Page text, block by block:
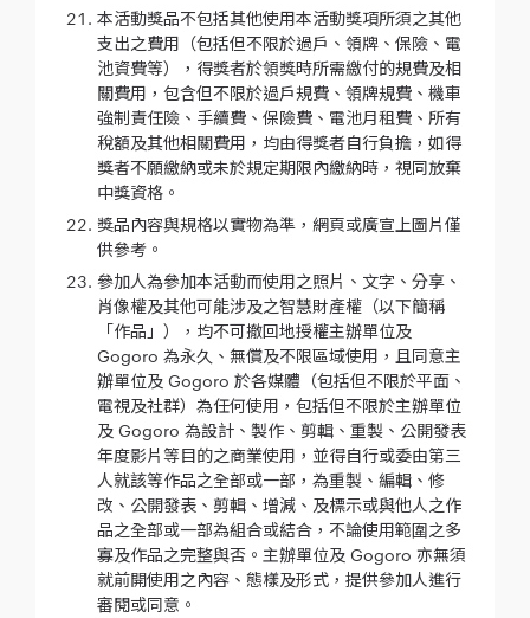
本活動獎品不包括其他使用本活動獎項所須之其他
支出之費用（包括但不限於過戶、領牌、保險、電
池資費等），得獎者於領獎時所需繳付的規費及相
關費用，包含但不限於過戶規費、領牌規費、機車
強制責任險、手續費、保險費、電池月租費、所有
稅額及其他相關費用，均由得獎者自行負擔，如得
獎者不願繳納或未於規定期限內繳納時，視同放棄
中獎資格。
獎品內容與規格以實物為準，網頁或廣宣上圖片僅
供參考。
參加人為參加本活動而使用之照片、文字、分享、
肖像權及其他可能涉及之智慧財產權（以下簡稱
「作品」），均不可撤回地授權主辦單位及
Gogoro 為永久、無償及不限區域使用，且同意主
辦單位及 Gogoro 於各媒體（包括但不限於平面、
電視及社群）為任何使用，包括但不限於主辦單位
及 Gogoro 為設計、製作、剪輯、重製、公開發表
年度影片等目的之商業使用，並得自行或委由第三
人就該等作品之全部或一部，為重製、編輯、修
改、公開發表、剪輯、增減、及標示或與他人之作
品之全部或一部為組合或結合，不論使用範圍之多
寡及作品之完整與否。主辦單位及 Gogoro 亦無須
就前開使用之內容、態樣及形式，提供參加人進行
審閱或同意。